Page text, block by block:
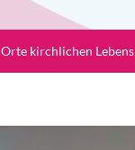
Orte kirchlichen Lebens